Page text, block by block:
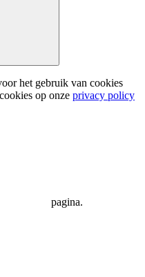
het gebruik van cookies
op onze privacy policy
pagina.